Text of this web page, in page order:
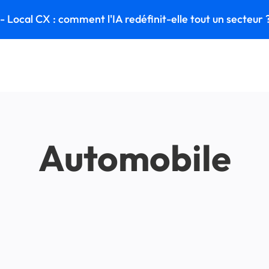
Local CX : comment l'IA redéfinit-elle tout un secteur
Automobile